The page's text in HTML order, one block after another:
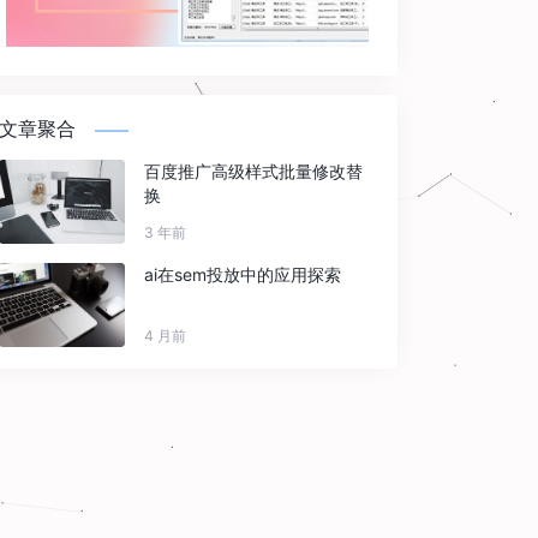
文章聚合
百度推广高级样式批量修改替
换
3 年前
ai在sem投放中的应用探索
4 月前